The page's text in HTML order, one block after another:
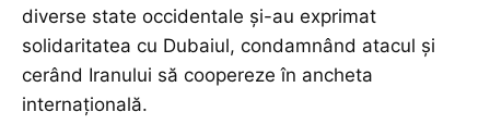
diverse state occidentale și-au exprimat
solidaritatea cu Dubaiul, condamnând atacul și
cerând Iranului să coopereze în ancheta
internațională.